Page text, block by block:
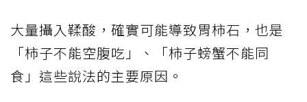
大量攝入鞣酸，確實可能導致胃柿石，也是
「柿子不能空腹吃」、「柿子螃蟹不能同
食」這些說法的主要原因。